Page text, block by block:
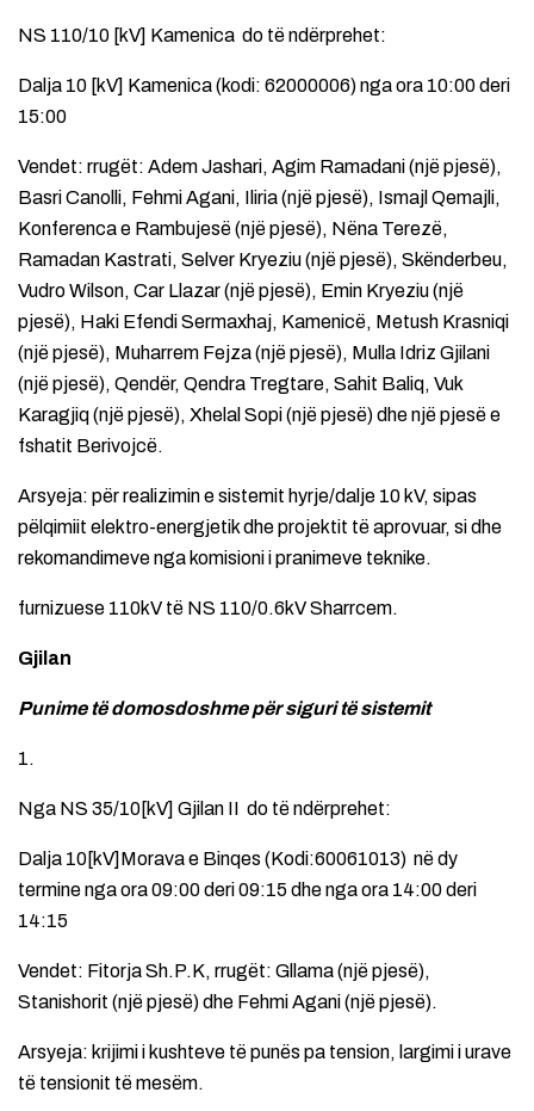
NS 110/10 [kV] Kamenica do të ndërprehet:
Dalja 10 [kV] Kamenica (kodi: 62000006) nga ora 10:00 deri
15:00
Vendet: rrugët: Adem Jashari, Agim Ramadani (një pjesë),
Basri Canolli, Fehmi Agani, Iliria (një pjesë), Ismajl Qemajli,
Konferenca e Rambujesë (një pjesë), Nëna Terezë,
Ramadan Kastrati, Selver Kryeziu (një pjesë), Skënderbeu,
Vudro Wilson, Car Llazar (një pjesë), Emin Kryeziu (një
pjesë), Haki Efendi Sermaxhaj, Kamenicë, Metush Krasniqi
(një pjesë), Muharrem Fejza (një pjesë), Mulla Idriz Gjilani
(një pjesë), Qendër, Qendra Tregtare, Sahit Baliq, Vuk
Karagjiq (një pjesë), Xhelal Sopi (një pjesë) dhe një pjesë e
fshatit Berivojcë.
Arsyeja: për realizimin e sistemit hyrje/dalje 10 kV, sipas
pëlqimiit elektro-energjetik dhe projektit të aprovuar, si dhe
rekomandimeve nga komisioni i pranimeve teknike.
furnizuese 110kV të NS 110/0.6kV Sharrcem.
Gjilan
Punime të domosdoshme për siguri të sistemit
1.
Nga NS 35/10[kV] Gjilan II do të ndërprehet:
Dalja 10[kV]Morava e Binqes (Kodi:60061013) në dy
termine nga ora 09:00 deri 09:15 dhe nga ora 14:00 deri
14:15
Vendet: Fitorja Sh.P.K, rrugët: Gllama (një pjesë),
Stanishorit (një pjesë) dhe Fehmi Agani (një pjesë).
Arsyeja: krijimi i kushteve të punës pa tension, largimi i urave
të tensionit të mesëm.